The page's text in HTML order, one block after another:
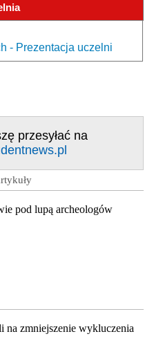
- Prezentacja uczelni
przesyłać na
pod lupą archeologów
na zmniejszenie wykluczenia